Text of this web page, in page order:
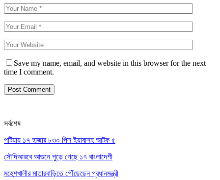
Save my name, email, and website in this browser for the next
time I comment.
সর্বশেষ
পটিয়ায় ১৭ হাজার ৮৩০ পিস ইয়াবাসহ আটক ৫
সৌদিআরবে আগুনে পুড়ে গেছে ১৭ বাংলাদেশী
মহেশখালীর মাতারবাড়িতে পৌঁছেছেন প্রধানমন্ত্রী